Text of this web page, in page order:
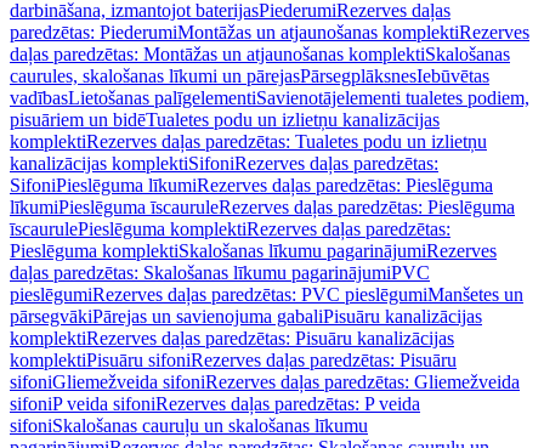
darbināšana, izmantojot baterijasPiederumiRezerves daļas
paredzētas: PiederumiMontāžas un atjaunošanas komplektiRezerves
daļas paredzētas: Montāžas un atjaunošanas komplektiSkalošanas
caurules, skalošanas līkumi un pārejasPārsegplāksnesIebūvētas
vadībasLietošanas palīgelementiSavienotājelementi tualetes podiem,
pisuāriem un bidēTualetes podu un izlietņu kanalizācijas
komplektiRezerves daļas paredzētas: Tualetes podu un izlietņu
kanalizācijas komplektiSifoniRezerves daļas paredzētas:
SifoniPieslēguma līkumiRezerves daļas paredzētas: Pieslēguma
līkumiPieslēguma īscauruleRezerves daļas paredzētas: Pieslēguma
īscaurulePieslēguma komplektiRezerves daļas paredzētas:
Pieslēguma komplektiSkalošanas līkumu pagarinājumiRezerves
daļas paredzētas: Skalošanas līkumu pagarinājumiPVC
pieslēgumiRezerves daļas paredzētas: PVC pieslēgumiManšetes un
pārsegvākiPārejas un savienojuma gabaliPisuāru kanalizācijas
komplektiRezerves daļas paredzētas: Pisuāru kanalizācijas
komplektiPisuāru sifoniRezerves daļas paredzētas: Pisuāru
sifoniGliemežveida sifoniRezerves daļas paredzētas: Gliemežveida
sifoniP veida sifoniRezerves daļas paredzētas: P veida
sifoniSkalošanas cauruļu un skalošanas līkumu